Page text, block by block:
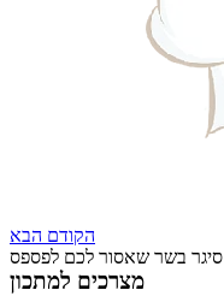
הקודם הבא
סיגר בשר שאסור לכם לפספס
מצרכים למתכון